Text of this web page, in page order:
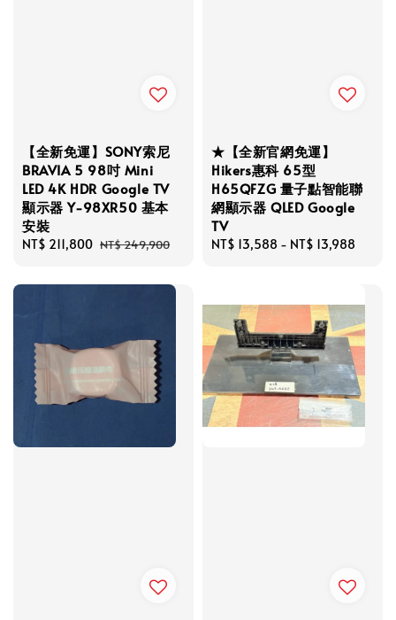
【全新免運】SONY索尼
BRAVIA 5 98吋 Mini
LED 4K HDR Google TV
顯示器 Y-98XR50 基本
安裝
Sale
NT$ 211,800 Regular
NT$ 249,900
★【全新官網免運】
Hikers惠科 65型
H65QFZG 量子點智能聯
網顯示器 QLED Google
TV
Regular
NT$ 13,588 - NT$ 13,988